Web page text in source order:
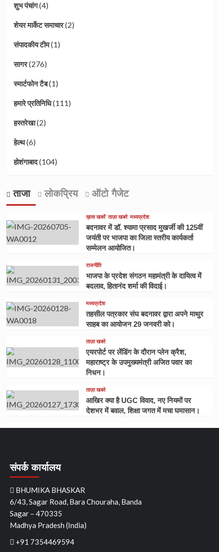
शुभ पंचांग(4)
शेयर मार्केट समाचार(2)
संपादकीय टीम(1)
सागर(276)
स्मार्टफोन टैब(1)
हमारे प्रतिनिधि(111)
हस्तरेखा(2)
हेल्थ(6)
होशंगाबाद(104)
ताजा लोकप्रिय ऑटो गैजेट
ख़ास खबरें ताज़ा खबरे मध्यप्रदेश
बदनावर में डॉ. श्यामा प्रसाद मुखर्जी की 125वीं
जयंती पर भाजपा का जिला स्तरीय कार्यकर्ता
सम्मेलन आयोजित।
राजनीति
भाजपा के प्रदेश संगठन महामंत्री के दायित्व में
बदलाव, हितानंद शर्मा की विदाई।
मध्यप्रदेश
तहसील पत्रकार संघ बदनावर द्वारा अपने माथुर
साहब का आयोजन 29 जनवरी को।
ताज़ा खबरे
एयरपोर्ट पर लेंडिंग के दौरान प्लेन क्रैश,
महाराष्ट्र के उपमुख्यमंत्री अजित पवार का
निधन।
ताज़ा खबरे
आखिर क्या है UGC विवाद, नए नियमों पर
देशभर में बवाल, शिक्षा जगत में मचा घमासान।
संपर्क कार्यालय
BHUMIKA BHASKAR
6/43, Sagar Road, Bara Chouraha, Banda
Sagar – 470335
Madhya Pradesh (India)
+91 7354469594